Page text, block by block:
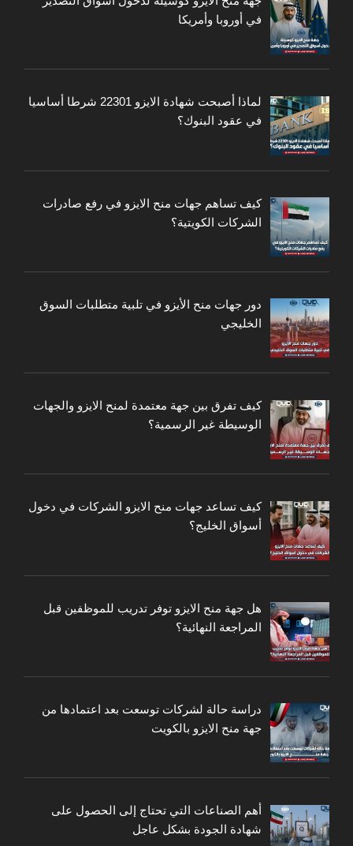
في أوروبا وأمريكا
لماذا أصبحت شهادة الايزو 22301 شرطا أساسيا
في عقود البنوك؟
كيف تساهم جهات منح الايزو في رفع صادرات
الشركات الكويتية؟
دور جهات منح الأيزو في تلبية متطلبات السوق
الخليجي
كيف تفرق بين جهة معتمدة لمنح الايزو والجهات
الوسيطة غير الرسمية؟
كيف تساعد جهات منح الايزو الشركات في دخول
أسواق الخليج؟
هل جهة منح الايزو توفر تدريب للموظفين قبل
المراجعة النهائية؟
دراسة حالة لشركات توسعت بعد اعتمادها من
جهة منح الايزو بالكويت
أهم الصناعات التي تحتاج إلى الحصول على
شهادة الجودة بشكل عاجل